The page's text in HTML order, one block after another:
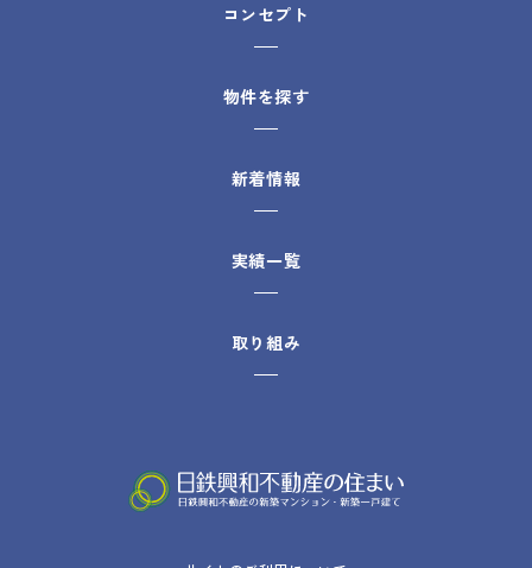
コンセプト
物件を探す
新着情報
実績一覧
取り組み